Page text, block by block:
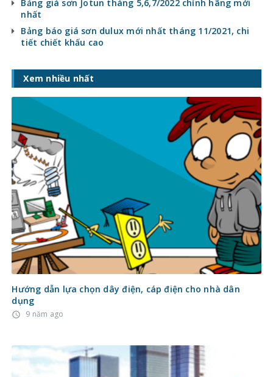
Bảng giá sơn Jotun tháng 5,6,7/2022 chính hãng mới
nhất
Bảng báo giá sơn dulux mới nhất tháng 11/2021, chi
tiết chiết khấu cao
Xem nhiều nhất
Hướng dẫn lựa chọn dây điện, cáp điện cho nhà dân
dụng
access_time 9 năm ago